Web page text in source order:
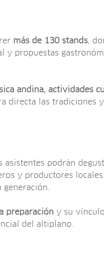
más de 130 stands ,
y propuestas
andina, actividades
directa las tradiciones
asistentes podrán
y productores
preparación y su
del altiplano.